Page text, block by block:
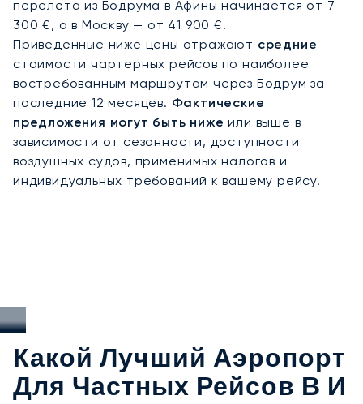
15–20 минут по сравнению с 45-минутной
поездкой на автомобиле.
Обладая двадцатилетним опытом, компания
LunaJets стала первым европейским брокером
частной авиации, получившим сертификат
Argus®, что подтверждает высочайшие
стандарты безопасности и сервиса. В Бодруме
конфиденциальность прибытия в пик летнего
сезона, безупречную организацию трансферов в
перелёта из Бодрума в Афины начинается от 7
300 €, а в Москву — от 41 900 €.
Приведённые ниже цены отражают средние
стоимости чартерных рейсов по наиболее
востребованным маршрутам через Бодрум за
последние 12 месяцев. Фактические
предложения могут быть ниже или выше в
зависимости от сезонности, доступности
воздушных судов, применимых налогов и
индивидуальных требований к вашему рейсу.
Какой Лучший Аэропорт
Для Частных Рейсов В И